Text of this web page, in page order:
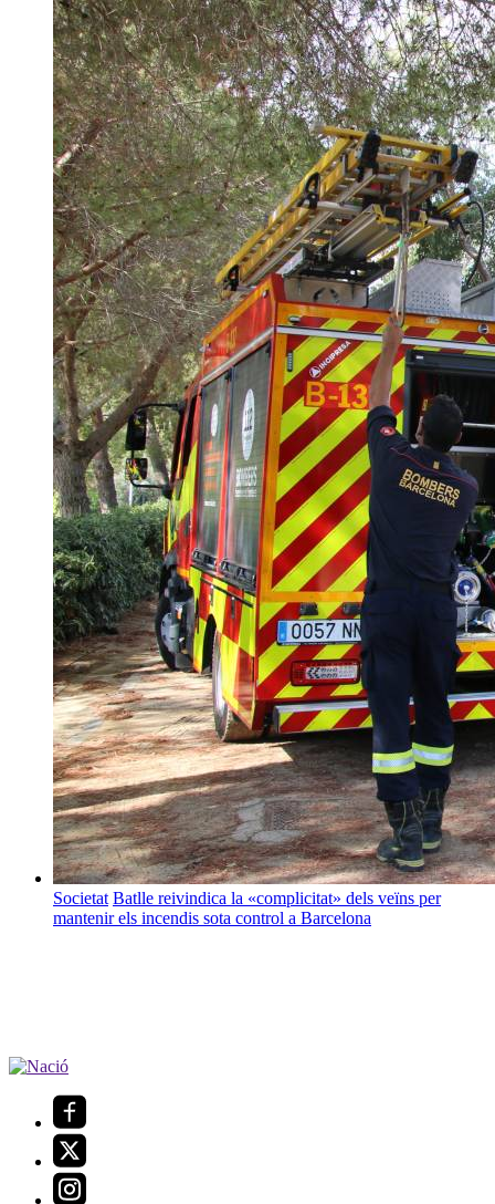
Societat Batlle reivindica la «complicitat» dels veïns per
mantenir els incendis sota control a Barcelona